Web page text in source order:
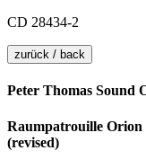
CD 28434-2
zurück / back
Peter Thomas Sound
Raumpatrouille Orion
(revised)